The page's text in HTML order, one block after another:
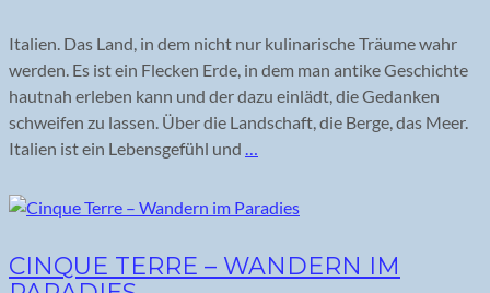
Italien. Das Land, in dem nicht nur kulinarische Träume wahr
werden. Es ist ein Flecken Erde, in dem man antike Geschichte
hautnah erleben kann und der dazu einlädt, die Gedanken
schweifen zu lassen. Über die Landschaft, die Berge, das Meer.
Italien ist ein Lebensgefühl und
CINQUE TERRE – WANDERN IM